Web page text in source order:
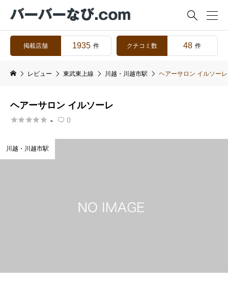

掲載店舗 1935 件 クチコミ数 48 件
レビュー 東武東上線 川越・川越市駅 ヘアーサロン イルソーレ
ヘアーサロン イルソーレ
 -  0
川越・川越市駅